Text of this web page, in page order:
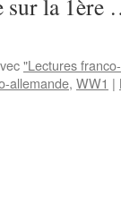
sur la
"Lectures
allemande, WW1 |